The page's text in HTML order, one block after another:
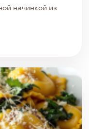
начинкой из